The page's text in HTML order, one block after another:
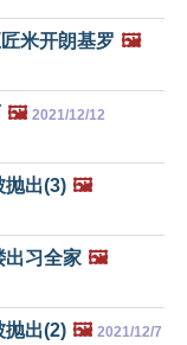
米开朗基罗 🖼️
🖼️ 2021/12/12
抛出(3) 🖼️
出习全家 🖼️
抛出(2) 🖼️ 2021/12/7